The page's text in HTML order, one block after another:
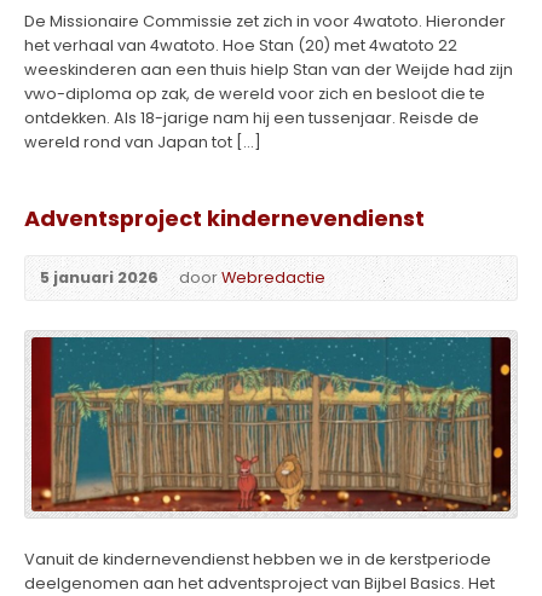
De Missionaire Commissie zet zich in voor 4watoto. Hieronder
het verhaal van 4watoto. Hoe Stan (20) met 4watoto 22
weeskinderen aan een thuis hielp Stan van der Weijde had zijn
vwo-diploma op zak, de wereld voor zich en besloot die te
ontdekken. Als 18-jarige nam hij een tussenjaar. Reisde de
wereld rond van Japan tot […]
Adventsproject kindernevendienst
5 januari 2026 doorWebredactie
Vanuit de kindernevendienst hebben we in de kerstperiode
deelgenomen aan het adventsproject van Bijbel Basics. Het